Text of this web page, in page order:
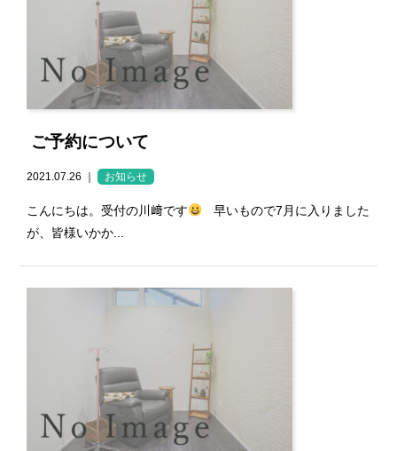
ご予約について
2021.07.26 ｜ お知らせ
こんにちは。受付の川﨑です
早いもので7月に入りました
が、皆様いかか...